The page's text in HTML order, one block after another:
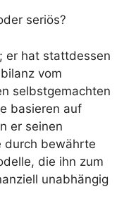
seriös?
er hat stattdessen
vom
selbstgemachten
basieren auf
er seinen
durch bewährte
die ihn zum
unabhängig